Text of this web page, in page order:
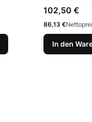
Preis
102,50 €
Preis
86,13 €
In den